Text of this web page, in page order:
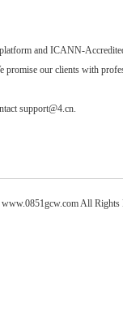
and ICANN-
our clients with
support@4.cn.
All Rights